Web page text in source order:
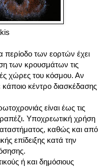
περίοδο των εορτών έχει
των κρουσμάτων τις
χώρες του κόσμου. Αν
κέντρο διασκέδασης
είναι έως τις
Υποχρεωτική χρήση
καθώς και από
επίδειξης κατά την
ή και δημόσιους